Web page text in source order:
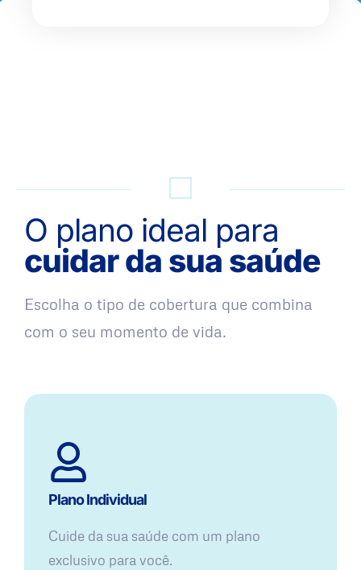
O plano ideal para
cuidar da sua saúde
Escolha o tipo de cobertura que combina
com o seu momento de vida.
Plano Individual
Cuide da sua saúde com um plano
exclusivo para você.